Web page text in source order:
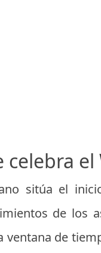
celebra
sitúa el
de los
ventana de